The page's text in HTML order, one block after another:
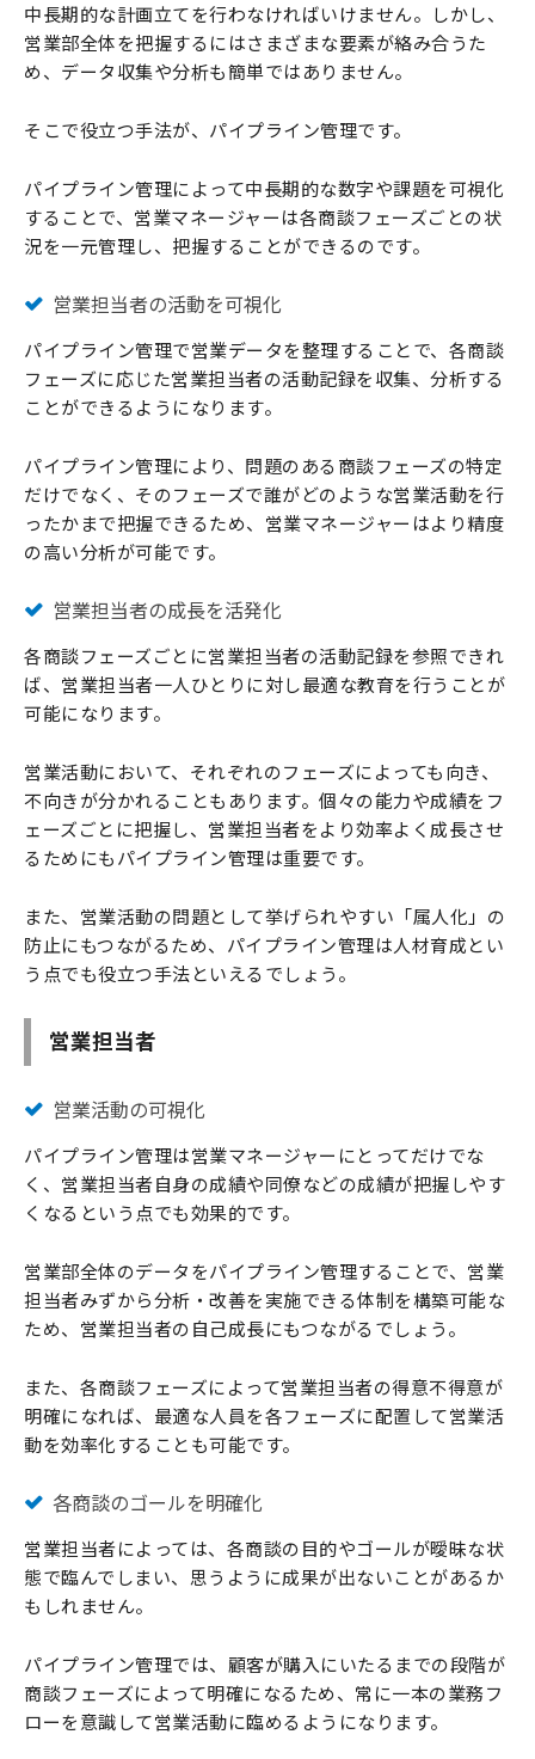
中長期的な計画立てを行わなければいけません。しかし、
営業部全体を把握するにはさまざまな要素が絡み合うた
め、データ収集や分析も簡単ではありません。
そこで役立つ手法が、パイプライン管理です。
パイプライン管理によって中長期的な数字や課題を可視化
することで、営業マネージャーは各商談フェーズごとの状
況を一元管理し、把握することができるのです。
営業担当者の活動を可視化
パイプライン管理で営業データを整理することで、各商談
フェーズに応じた営業担当者の活動記録を収集、分析する
ことができるようになります。
パイプライン管理により、問題のある商談フェーズの特定
だけでなく、そのフェーズで誰がどのような営業活動を行
ったかまで把握できるため、営業マネージャーはより精度
の高い分析が可能です。
営業担当者の成長を活発化
各商談フェーズごとに営業担当者の活動記録を参照できれ
ば、営業担当者一人ひとりに対し最適な教育を行うことが
可能になります。
営業活動において、それぞれのフェーズによっても向き、
不向きが分かれることもあります。個々の能力や成績をフ
ェーズごとに把握し、営業担当者をより効率よく成長させ
るためにもパイプライン管理は重要です。
また、営業活動の問題として挙げられやすい「属人化」の
防止にもつながるため、パイプライン管理は人材育成とい
う点でも役立つ手法といえるでしょう。
営業担当者
営業活動の可視化
パイプライン管理は営業マネージャーにとってだけでな
く、営業担当者自身の成績や同僚などの成績が把握しやす
くなるという点でも効果的です。
営業部全体のデータをパイプライン管理することで、営業
担当者みずから分析・改善を実施できる体制を構築可能な
ため、営業担当者の自己成長にもつながるでしょう。
また、各商談フェーズによって営業担当者の得意不得意が
明確になれば、最適な人員を各フェーズに配置して営業活
動を効率化することも可能です。
各商談のゴールを明確化
営業担当者によっては、各商談の目的やゴールが曖昧な状
態で臨んでしまい、思うように成果が出ないことがあるか
もしれません。
パイプライン管理では、顧客が購入にいたるまでの段階が
商談フェーズによって明確になるため、常に一本の業務フ
ローを意識して営業活動に臨めるようになります。